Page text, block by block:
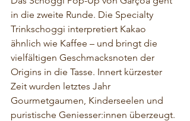
in die zweite Runde. Die Specialty
Trinkschoggi interpretiert Kakao
ähnlich wie Kaffee – und bringt die
vielfältigen Geschmacksnoten der
Origins in die Tasse. Innert kürzester
Zeit wurden letztes Jahr
Gourmetgaumen, Kinderseelen und
puristische Geniesser:innen überzeugt.